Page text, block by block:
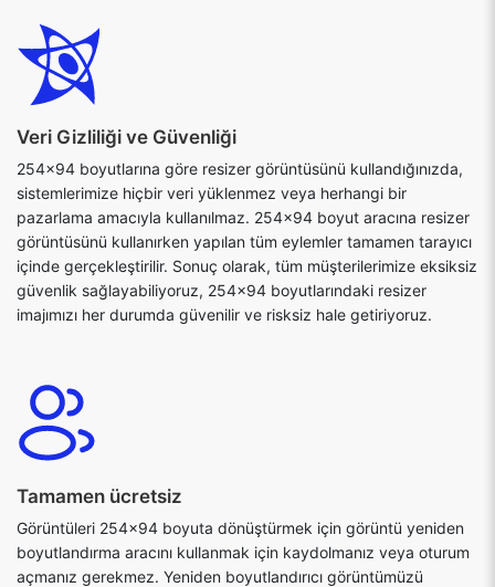
Veri Gizliliği ve Güvenliği
254x94 boyutlarına göre resizer görüntüsünü kullandığınızda,
sistemlerimize hiçbir veri yüklenmez veya herhangi bir
pazarlama amacıyla kullanılmaz. 254x94 boyut aracına resizer
görüntüsünü kullanırken yapılan tüm eylemler tamamen tarayıcı
içinde gerçekleştirilir. Sonuç olarak, tüm müşterilerimize eksiksiz
güvenlik sağlayabiliyoruz, 254x94 boyutlarındaki resizer
imajımızı her durumda güvenilir ve risksiz hale getiriyoruz.
Tamamen ücretsiz
Görüntüleri 254x94 boyuta dönüştürmek için görüntü yeniden
boyutlandırma aracını kullanmak için kaydolmanız veya oturum
açmanız gerekmez. Yeniden boyutlandırıcı görüntümüzü